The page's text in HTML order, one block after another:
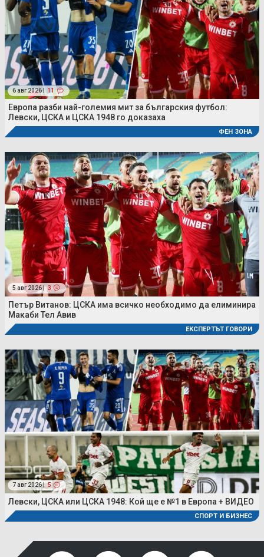
6 авг 2026 | 11
Европа разби най-големия мит за българския футбол:
Левски, ЦСКА и ЦСКА 1948 го доказаха
ФЕН ЗОНА
5 авг 2026 | 3
Петър Витанов: ЦСКА има всичко необходимо да елиминира
Макаби Тел Авив
ЕКСПЕРТЪТ ГОВОРИ
7 авг 2026 | 5
Левски, ЦСКА или ЦСКА 1948: Кой ще е №1 в Европа + ВИДЕО
СПОРТ И БИЗНЕС